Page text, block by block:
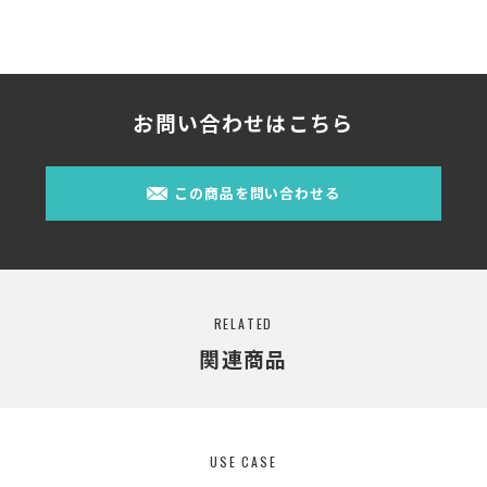
お問い合わせはこちら
この商品を問い合わせる
RELATED
関連商品
USE CASE